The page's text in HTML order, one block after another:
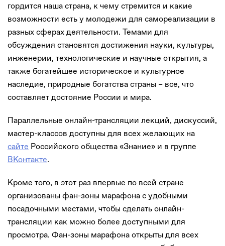
гордится наша страна, к чему стремится и какие
возможности есть у молодежи для самореализации в
разных сферах деятельности. Темами для
обсуждения становятся достижения науки, культуры,
инженерии, технологические и научные открытия, а
также богатейшее историческое и культурное
наследие, природные богатства страны – все, что
составляет достояние России и мира.
Параллельные онлайн-трансляции лекций, дискуссий,
мастер-классов доступны для всех желающих на
сайте Российского общества «Знание» и в группе
ВКонтакте.
Кроме того, в этот раз впервые по всей стране
организованы фан-зоны марафона с удобными
посадочными местами, чтобы сделать онлайн-
трансляции как можно более доступными для
просмотра. Фан-зоны марафона открыты для всех